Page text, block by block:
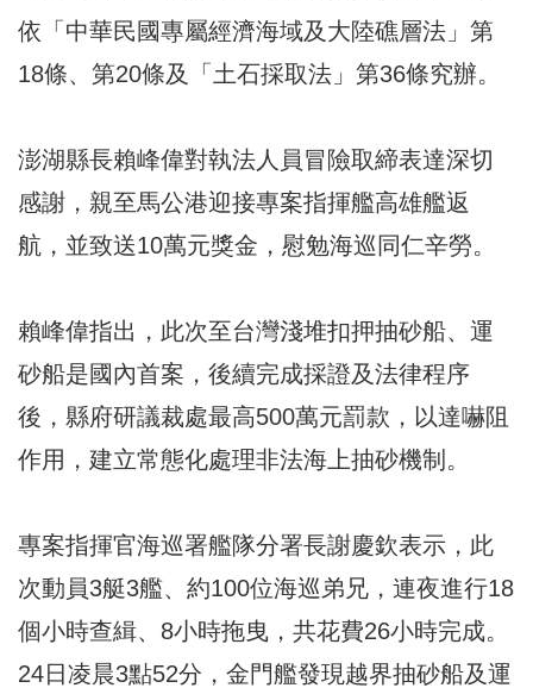
依「中華民國專屬經濟海域及大陸礁層法」第
18條、第20條及「土石採取法」第36條究辦。
澎湖縣長賴峰偉對執法人員冒險取締表達深切
感謝，親至馬公港迎接專案指揮艦高雄艦返
航，並致送10萬元獎金，慰勉海巡同仁辛勞。
賴峰偉指出，此次至台灣淺堆扣押抽砂船、運
砂船是國內首案，後續完成採證及法律程序
後，縣府研議裁處最高500萬元罰款，以達嚇阻
作用，建立常態化處理非法海上抽砂機制。
專案指揮官海巡署艦隊分署長謝慶欽表示，此
次動員3艇3艦、約100位海巡弟兄，連夜進行18
個小時查緝、8小時拖曳，共花費26小時完成。
24日凌晨3點52分，金門艦發現越界抽砂船及運